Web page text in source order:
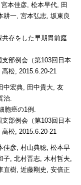
本佳彦, 松本早代, 田
耕一, 宮本弘志, 坂東良
存をした早期胃前庭
部例会（第103回日本
松, 2015.6.20-21
中宏典, 田中貴大, 友
治.
胞癌の1例.
部例会（第103回日本
松, 2015.6.20-21
彦, 村山典聡, 松本早
, 北村晋志, 木村哲夫,
直樹, 近藤剛史, 安倍正